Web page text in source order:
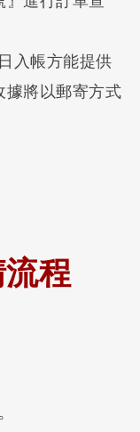
入帳方能提供
據將以郵寄方式
程